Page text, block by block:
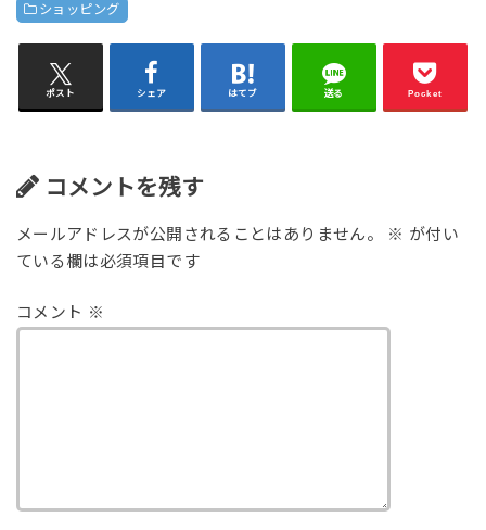
ショッピング
ポスト シェア はてブ 送る Pocket
コメントを残す
メールアドレスが公開されることはありません。 ※ が付い
ている欄は必須項目です
コメント ※